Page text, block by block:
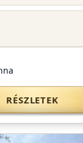
RÉSZLETEK